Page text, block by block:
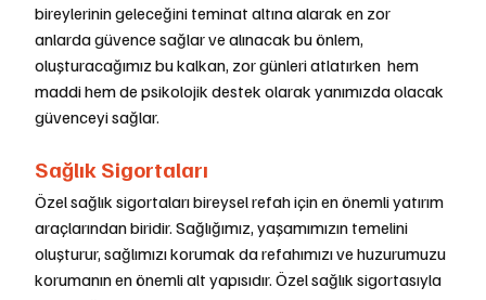
bireylerinin geleceğini teminat altına alarak en zor
anlarda güvence sağlar ve alınacak bu önlem,
oluşturacağımız bu kalkan, zor günleri atlatırken  hem
maddi hem de psikolojik destek olarak yanımızda olacak
güvenceyi sağlar.
Sağlık Sigortaları
Özel sağlık sigortaları bireysel refah için en önemli yatırım
araçlarından biridir. Sağlığımız, yaşamımızın temelini
oluşturur, sağlımızı korumak da refahımızı ve huzurumuzu
korumanın en önemli alt yapısıdır. Özel sağlık sigortasıyla